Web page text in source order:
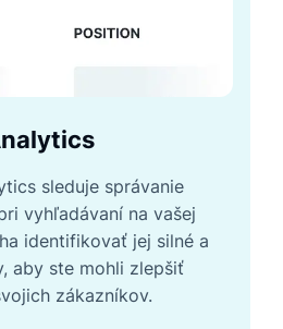
sleduje správanie
vyhľadávaní na vašej
identifikovať jej silné a
aby ste mohli zlepšiť
zákazníkov.